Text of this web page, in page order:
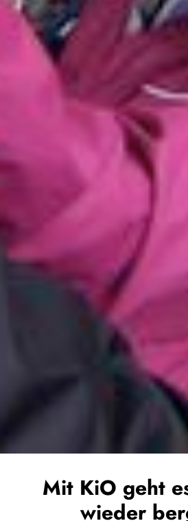
Mit KiO geht
wieder